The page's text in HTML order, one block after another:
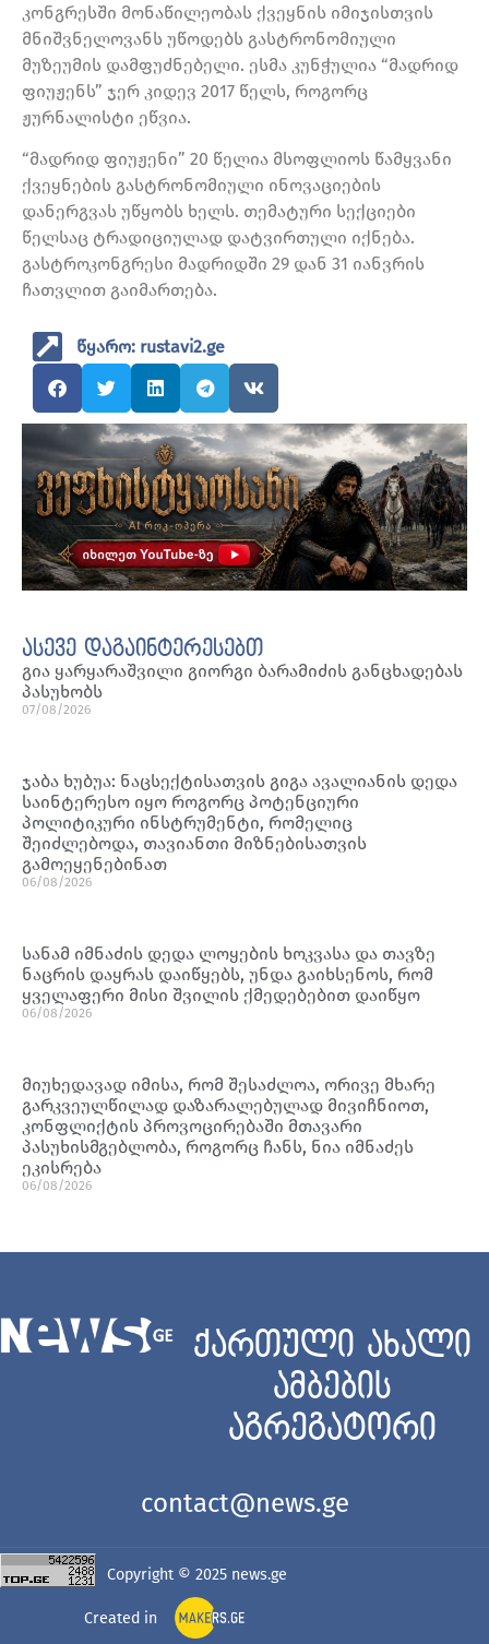
კონგრესში მონაწილეობას ქვეყნის იმიჯისთვის
მნიშვნელოვანს უწოდებს გასტრონომიული
მუზეუმის დამფუძნებელი. ესმა კუნჭულია “მადრიდ
ფიუჟენს” ჯერ კიდევ 2017 წელს, როგორც
ჟურნალისტი ეწვია.
“მადრიდ ფიუჟენი” 20 წელია მსოფლიოს წამყვანი
ქვეყნების გასტრონომიული ინოვაციების
დანერგვას უწყობს ხელს. თემატური სექციები
წელსაც ტრადიციულად დატვირთული იქნება.
გასტროკონგრესი მადრიდში 29 დან 31 იანვრის
ჩათვლით გაიმართება.
წყარო: rustavi2.ge
ასევე დაგაინტერესებთ
გია ყარყარაშვილი გიორგი ბარამიძის განცხადებას
პასუხობს
07/08/2026
ჯაბა ხუბუა: ნაცსექტისათვის გიგა ავალიანის დედა
საინტერესო იყო როგორც პოტენციური
პოლიტიკური ინსტრუმენტი, რომელიც
შეიძლებოდა, თავიანთი მიზნებისათვის
გამოეყენებინათ
06/08/2026
სანამ იმნაძის დედა ლოყების ხოკვასა და თავზე
ნაცრის დაყრას დაიწყებს, უნდა გაიხსენოს, რომ
ყველაფერი მისი შვილის ქმედებებით დაიწყო
06/08/2026
მიუხედავად იმისა, რომ შესაძლოა, ორივე მხარე
გარკვეულწილად დაზარალებულად მივიჩნიოთ,
კონფლიქტის პროვოცირებაში მთავარი
პასუხისმგებლობა, როგორც ჩანს, ნია იმნაძეს
ეკისრება
06/08/2026
ქართული ახალი
ამბების
აგრეგატორი
contact@news.ge
Copyright © 2025 news.ge
Created in